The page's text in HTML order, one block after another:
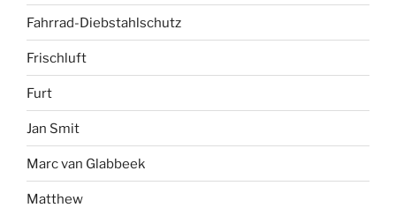
Fahrrad-Diebstahlschutz
Frischluft
Furt
Jan Smit
Marc van Glabbeek
Matthew